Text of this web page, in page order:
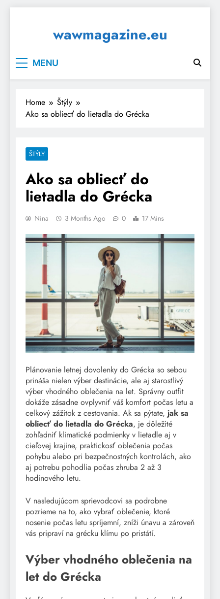
wawmagazine.eu
MENU
Home
Štýly
Ako sa obliecť do lietadla do Grécka
ŠTÝLY
Ako sa obliecť do
lietadla do Grécka
Nina 3 Months Ago 0 17 Mins
Plánovanie letnej dovolenky do Grécka so sebou
prináša nielen výber destinácie, ale aj starostlivý
výber vhodného oblečenia na let. Správny outfit
dokáže zásadne ovplyvniť váš komfort počas letu a
celkový zážitok z cestovania. Ak sa pýtate, jak sa
obliecť do lietadla do Grécka, je dôležité
zohľadniť klimatické podmienky v lietadle aj v
cieľovej krajine, praktickosť oblečenia počas
pohybu alebo pri bezpečnostných kontrolách, ako
aj potrebu pohodlia počas zhruba 2 až 3
hodinového letu.
V nasledujúcom sprievodcovi sa podrobne
pozrieme na to, ako vybrať oblečenie, ktoré
nosenie počas letu spríjemní, zníži únavu a zároveň
vás pripraví na grécku klímu po pristátí.
Výber vhodného oblečenia na
let do Grécka